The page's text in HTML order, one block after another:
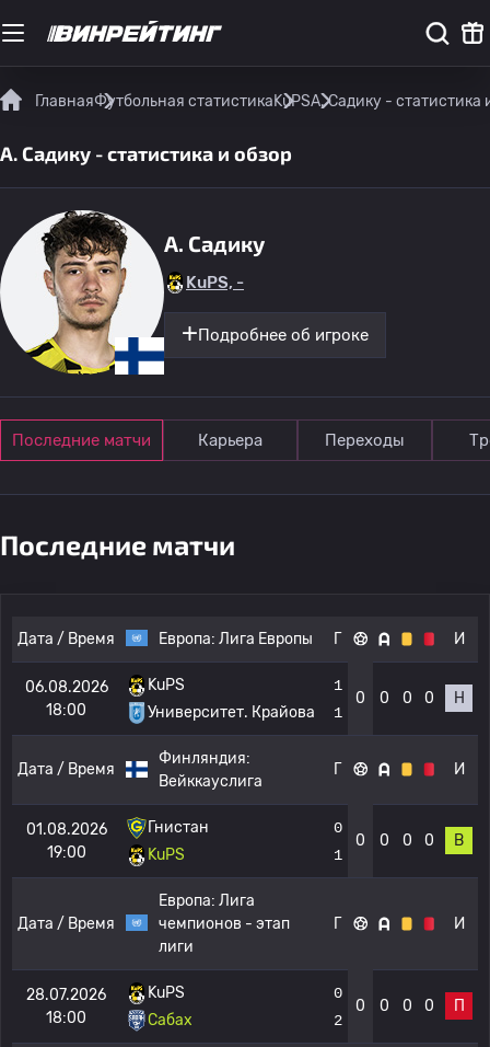
ГлавнаяФутбольная статистикаKuPSA. Садику - статистика
A. Садику - статистика и обзор
A. Садику
KuPS, -
Подробнее об игроке
Последние матчи Карьера Переходы
Последние матчи
Дата / Время Европа: Лига Европы Г И
06.08.2026
18:00
KuPS
Университет. Крайова
1
1
0 0 0 0 Н
Дата / Время
Финляндия:
Вейккауслига
Г И
01.08.2026
19:00
Гнистан
KuPS
0
1
0 0 0 0 В
Дата / Время
Европа: Лига
чемпионов - этап
лиги
Г И
28.07.2026
18:00
KuPS
Сабах
0
2
0 0 0 0 П